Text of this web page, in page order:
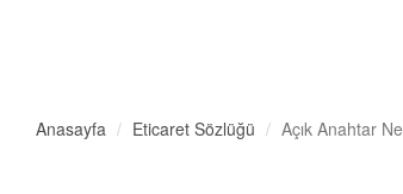
Anasayfa Eticaret Sözlüğü Açık Anahtar